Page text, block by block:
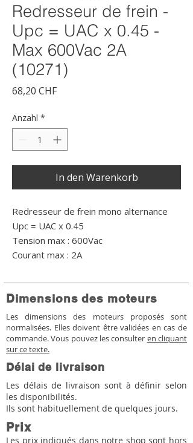
Redresseur de frein -
Upc = UAC x 0.45 -
Max 600Vac 2A
(10271)
68,20 CHFPreis
Anzahl *
In den Warenkorb
Redresseur de frein mono alternance
Upc = UAC x 0.45
Tension max : 600Vac
Courant max : 2A
Dimensions des moteurs
Les dimensions des moteurs proposés sont
normalisées. Elles doivent être validées en cas de
commande. Vous pouvez les consulter en cliquant
sur ce texte.
Délai de livraison
Les délais de livraison sont à définir selon
les disponibilités.
Ils sont habituellement de quelques jours.
Prix
Les prix indiqués dans notre shop sont hors